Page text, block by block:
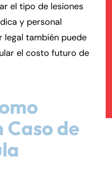
el tipo de lesiones
y personal
legal también puede
el costo futuro de
Caso de